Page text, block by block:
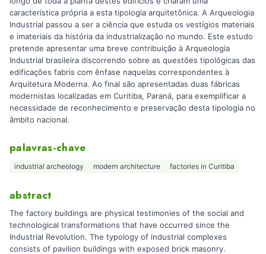
característica própria a esta tipologia arquitetônica. A Arqueologia
Industrial passou a ser a ciência que estuda os vestígios materiais
e imateriais da história da industrialização no mundo. Este estudo
pretende apresentar uma breve contribuição à Arqueologia
Industrial brasileira discorrendo sobre as questões tipológicas das
edificações fabris com ênfase naquelas correspondentes à
Arquitetura Moderna. Ao final são apresentadas duas fábricas
modernistas localizadas em Curitiba, Paraná, para exemplificar a
necessidade de reconhecimento e preservação desta tipologia no
âmbito nacional.
palavras-chave
industrial archeology modern architecture factories in Curitiba
abstract
The factory buildings are physical testimonies of the social and
technological transformations that have occurred since the
Industrial Revolution. The typology of industrial complexes
consists of pavilion buildings with exposed brick masonry.